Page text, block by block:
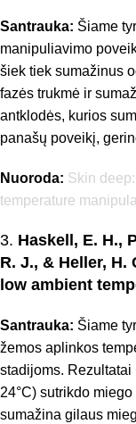
Santrauka: Šiame
manipuliavimo
šiek tiek sumažinus
fazės trukmė ir
antklodės, kurios
panašų poveikį,
Nuoroda: Skin
temperature
3. Haskell, E. H.,
R. J., & Heller, H.
low ambient
Santrauka: Šiame
žemos aplinkos
stadijoms. Rezultatai
24°C) sutrikdo
sumažina gilaus